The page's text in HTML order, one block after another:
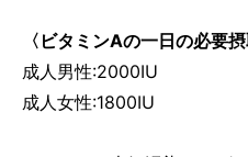
〈ビタミンAの一日の必要
成人男性:2000IU
成人女性:1800IU